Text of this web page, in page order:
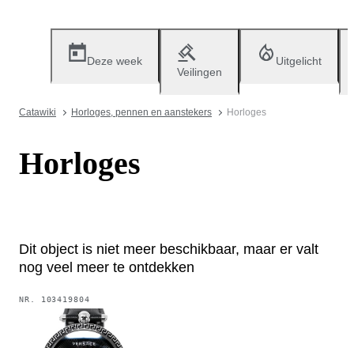
Deze week
Veilingen
Uitgelicht
Catawiki Horloges, pennen en aanstekers Horloges
Horloges
Dit object is niet meer beschikbaar, maar er valt
nog veel meer te ontdekken
NR. 103419804